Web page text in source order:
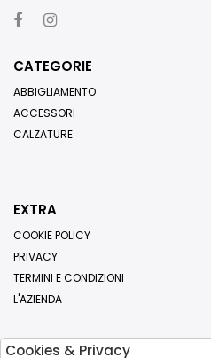
CATEGORIE
ABBIGLIAMENTO
ACCESSORI
CALZATURE
EXTRA
COOKIE POLICY
PRIVACY
TERMINI E CONDIZIONI
L'AZIENDA
Cookies & Privacy